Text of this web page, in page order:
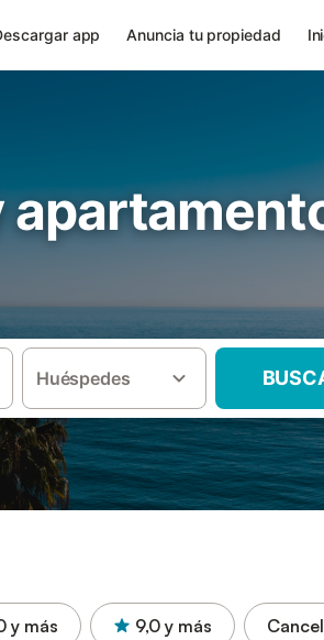
app Anuncia tu propiedad
Huéspedes
y más 9,0 y más